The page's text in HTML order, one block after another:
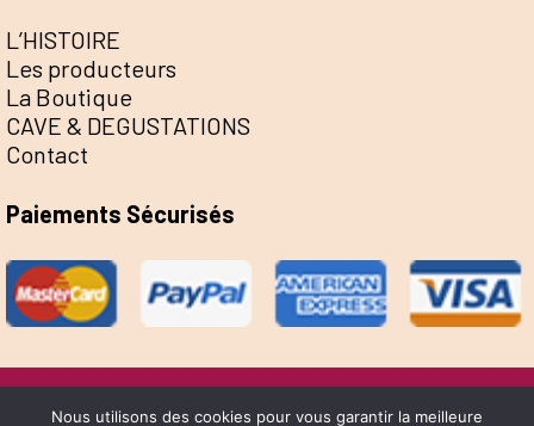
L’HISTOIRE
Les producteurs
La Boutique
CAVE & DEGUSTATIONS
Contact
Paiements Sécurisés
@Escale de la Save 2022 - Réalisation Sophie
Nous utilisons des cookies pour vous garantir la meilleure